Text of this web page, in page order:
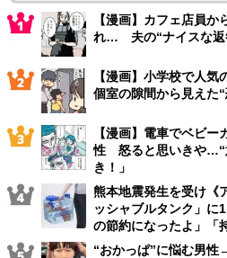
【漫画】カフェ店員
れ… 夫の“ナイスな返
【漫画】小学校で人
個室の隙間から見えた
【漫画】電車でベビ
性 怒ると思いきや…“
き！」
熊本地震発生を受け《
ッシャブルタンク」
の節約になったよ」「
“おかっぱ”に悩む男